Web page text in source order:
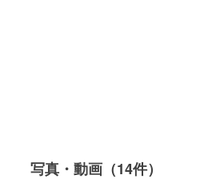
写真・動画（14件）